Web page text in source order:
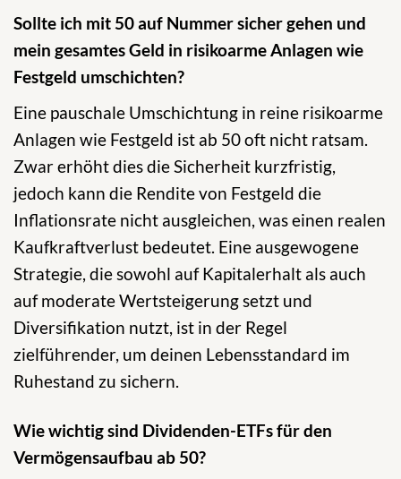
Sollte ich mit 50 auf Nummer sicher gehen und
mein gesamtes Geld in risikoarme Anlagen wie
Festgeld umschichten?
Eine pauschale Umschichtung in reine risikoarme
Anlagen wie Festgeld ist ab 50 oft nicht ratsam.
Zwar erhöht dies die Sicherheit kurzfristig,
jedoch kann die Rendite von Festgeld die
Inflationsrate nicht ausgleichen, was einen realen
Kaufkraftverlust bedeutet. Eine ausgewogene
Strategie, die sowohl auf Kapitalerhalt als auch
auf moderate Wertsteigerung setzt und
Diversifikation nutzt, ist in der Regel
zielführender, um deinen Lebensstandard im
Ruhestand zu sichern.
Wie wichtig sind Dividenden-ETFs für den
Vermögensaufbau ab 50?